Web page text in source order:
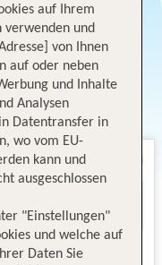
auf Ihrem
verwenden und
von Ihnen
auf oder neben
und Inhalte
Analysen
Datentransfer in
wo vom EU-
kann und
ausgeschlossen
"Einstellungen"
und welche auf
Daten Sie